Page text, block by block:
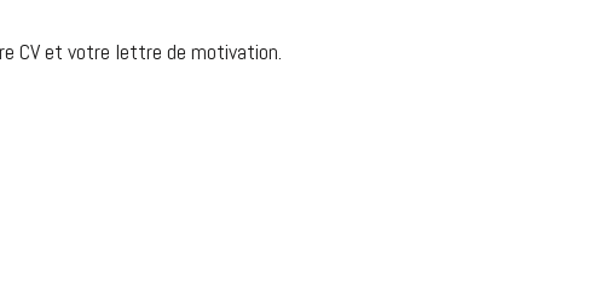
CV et votre lettre de motivation.